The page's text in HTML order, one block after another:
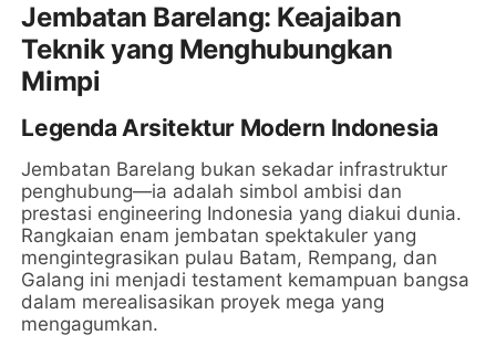
Jembatan Barelang: Keajaiban
Teknik yang Menghubungkan
Mimpi
Legenda Arsitektur Modern Indonesia
Jembatan Barelang bukan sekadar infrastruktur
penghubung—ia adalah simbol ambisi dan
prestasi engineering Indonesia yang diakui dunia.
Rangkaian enam jembatan spektakuler yang
mengintegrasikan pulau Batam, Rempang, dan
Galang ini menjadi testament kemampuan bangsa
dalam merealisasikan proyek mega yang
mengagumkan.